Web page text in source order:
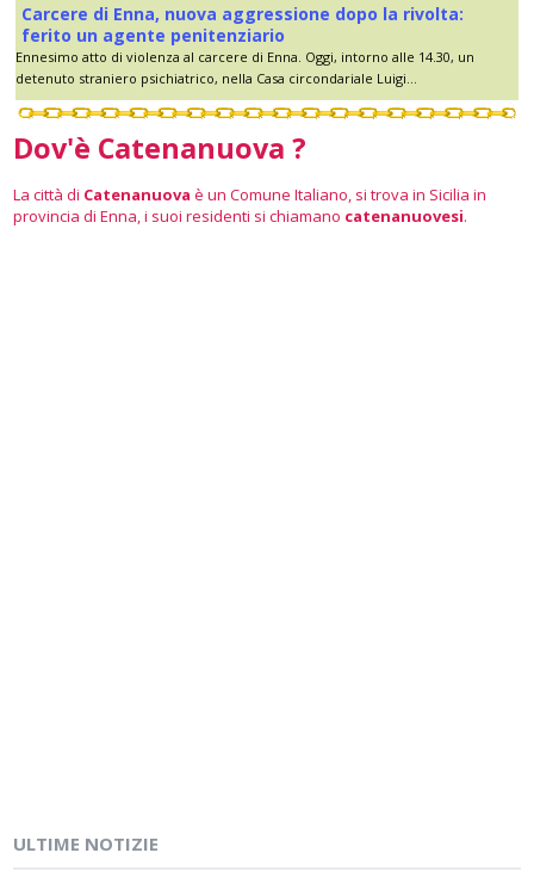
Carcere di Enna, nuova aggressione dopo la rivolta:
ferito un agente penitenziario
Ennesimo atto di violenza al carcere di Enna. Oggi, intorno alle 14.30, un
detenuto straniero psichiatrico, nella Casa circondariale Luigi...
Dov'è Catenanuova ?
La città di Catenanuova è un Comune Italiano, si trova in Sicilia in
provincia di Enna, i suoi residenti si chiamano catenanuovesi.
ULTIME NOTIZIE